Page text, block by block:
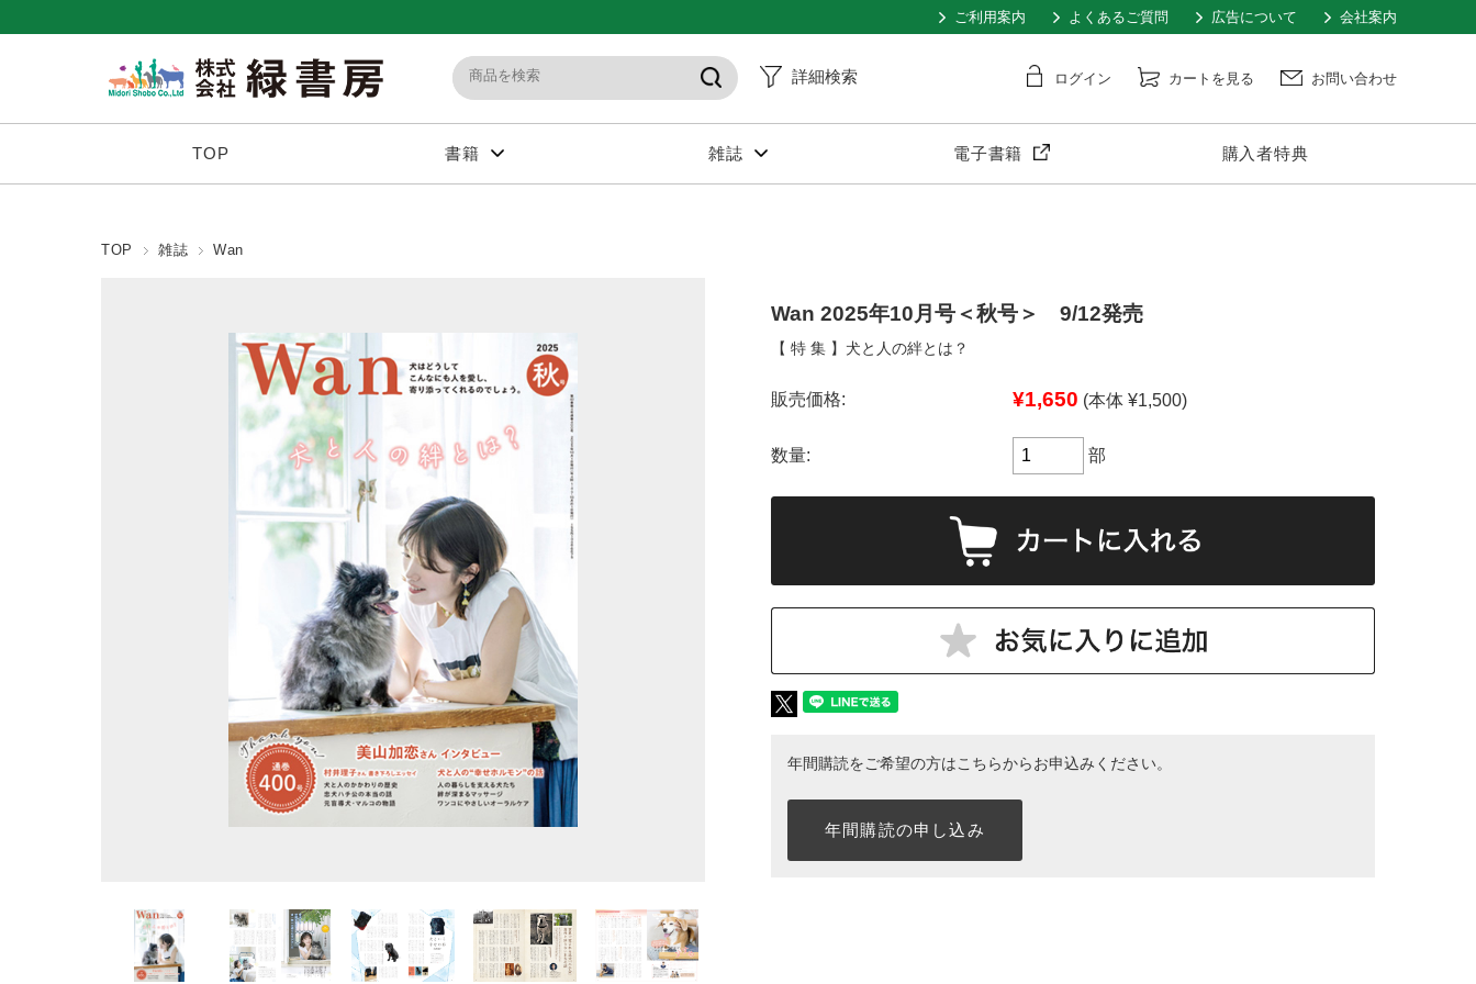
ご利用案内 よくあるご質問 広告について 会社案内
詳細検索 ログイン カートを見る お問い合わせ
TOP 書籍 雑誌 電子書籍 購入者特典
TOP 雑誌 Wan
Wan 2025年10月号＜秋号＞ 9/12発売
【 特 集 】犬と人の絆とは？
販売価格: ¥1,650 (本体 ¥1,500)
数量: 部
年間購読をご希望の方はこちらからお申込みください。
年間購読の申し込み